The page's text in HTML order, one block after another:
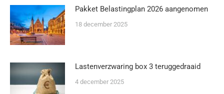
Pakket Belastingplan 2026 aangenomen
18 december 2025
Lastenverzwaring box 3 teruggedraaid
4 december 2025